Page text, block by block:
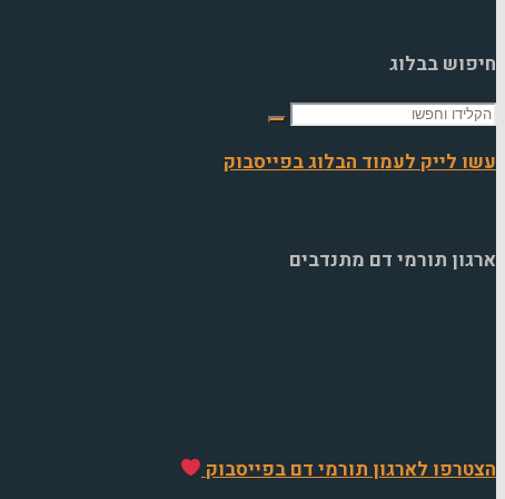
חיפוש בבלוג
חפש
עשו לייק לעמוד הבלוג בפייסבוק
ארגון תורמי דם מתנדבים
הצטרפו לארגון תורמי דם בפייסבוק